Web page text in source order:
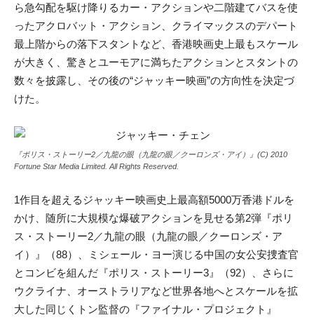
ら急勾配を駆け降りるカー・アクションや二階建てバスを使
ったアクロバット・アクション、クライマックスのデパート
最上階からの落下スタントなど、香港映画史上最もスケール
が大きく、驚きとユーモアに満ちたアクションとスタントの
数々を披露し、その後の“ジャッキー映画”の方向性を決定づ
けた。
『ポリス・ストーリー2／九龍の眼（九龍の眼／クーロンズ・アイ）』(C) 2010
Fortune Star Media Limited. All Rights Reserved.
1作目を超えるジャッキー映画史上最高額5000万香港ドルを
かけ、随所に大規模な爆破アクションを見せる第2弾『ポリ
ス・ストーリー2／九龍の眼（九龍の眼／クーロンズ・ア
イ）』（88）、ミシェール・ヨー演じる中国の女公安捜査官
とコンビを組んだ『ポリス・ストーリー3』（92）、さらに
ウクライナ、オーストラリアなど世界各地へとスケールを拡
大した同じくトン監督の『ファイナル・プロジェクト』